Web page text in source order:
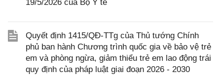
19/5/2026 của Bộ Y tế
Quyết định 1415/QĐ-TTg của Thủ tướng Chính
phủ ban hành Chương trình quốc gia về bảo vệ trẻ
em và phòng ngừa, giảm thiểu trẻ em lao động trái
quy định của pháp luật giai đoạn 2026 - 2030